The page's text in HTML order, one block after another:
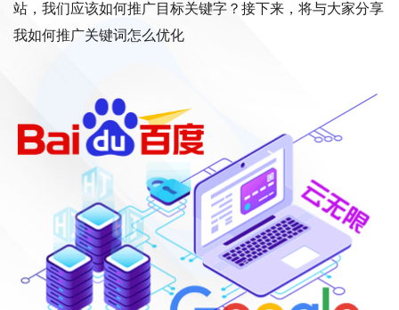
站，我们应该如何推广目标关键字？接下来，将与大家分享
我如何推广关键词怎么优化